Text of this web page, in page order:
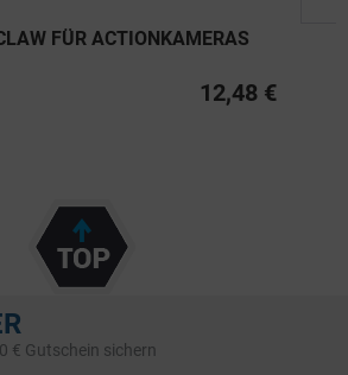
FÜR ACTIONKAMERAS
12,48 €
€ Gutschein sichern